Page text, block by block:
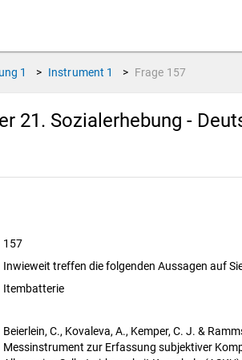
1 > Instrument 1 > Frage 157
21. Sozialerhebung -
157
Inwieweit treffen die folgenden Aussagen auf
Itembatterie
Beierlein, C., Kovaleva, A., Kemper, C. J. &
Messinstrument zur Erfassung subjektiver